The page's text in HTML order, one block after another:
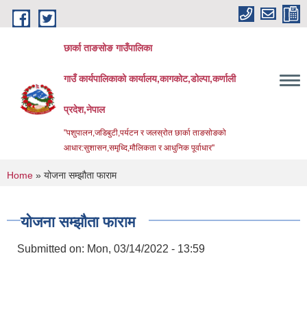
Skip to main content
छार्का ताङसोङ गाउँपालिका
गाउँ कार्यपालिकाको कार्यालय,कागकोट,डोल्पा,कर्णाली
प्रदेश,नेपाल
"पशुपालन,जडिबुटी,पर्यटन र जलस्रोत छार्का ताङसोङको
आधार:सुशासन,समृध्दि,मौलिकता र आधुनिक पूर्वाधार''
You are here
Home » योजना सम्झौता फाराम
योजना सम्झौता फाराम
Submitted on: Mon, 03/14/2022 - 13:59